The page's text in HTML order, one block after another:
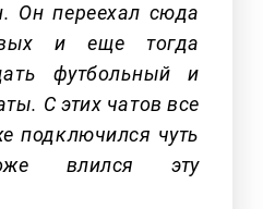
Он переехал сюда
и еще тогда
футбольный и
С этих чатов все
подключился чуть
влился эту